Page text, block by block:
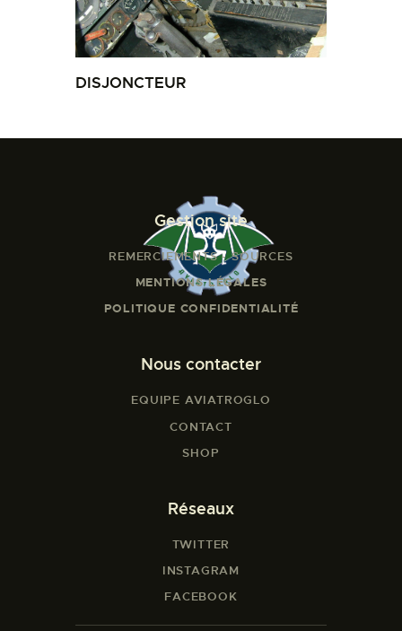
DISJONCTEUR
Gestion site
REMERCIEMENTS - SOURCES
MENTIONS LÉGALES
POLITIQUE CONFIDENTIALITÉ
Nous contacter
EQUIPE AVIATROGLO
CONTACT
SHOP
Réseaux
TWITTER
INSTAGRAM
FACEBOOK